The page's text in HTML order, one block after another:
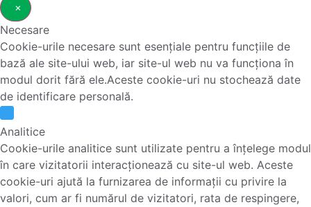
×
Necesare
Cookie-urile necesare sunt esențiale pentru funcțiile de
bază ale site-ului web, iar site-ul web nu va funcționa în
modul dorit fără ele.Aceste cookie-uri nu stochează date
de identificare personală.
Analitice
Cookie-urile analitice sunt utilizate pentru a înțelege modul
în care vizitatorii interacționează cu site-ul web. Aceste
cookie-uri ajută la furnizarea de informații cu privire la
valori, cum ar fi numărul de vizitatori, rata de respingere,